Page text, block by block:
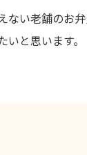
ない老舗のお
いと思います。